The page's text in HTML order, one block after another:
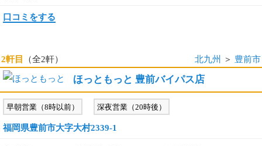
口コミをする
2軒目 （全2軒） 北九州 ＞ 豊前市
ほっともっと 豊前バイパス店
早朝営業（8時以前） 深夜営業（20時後）
福岡県豊前市大字大村2339-1